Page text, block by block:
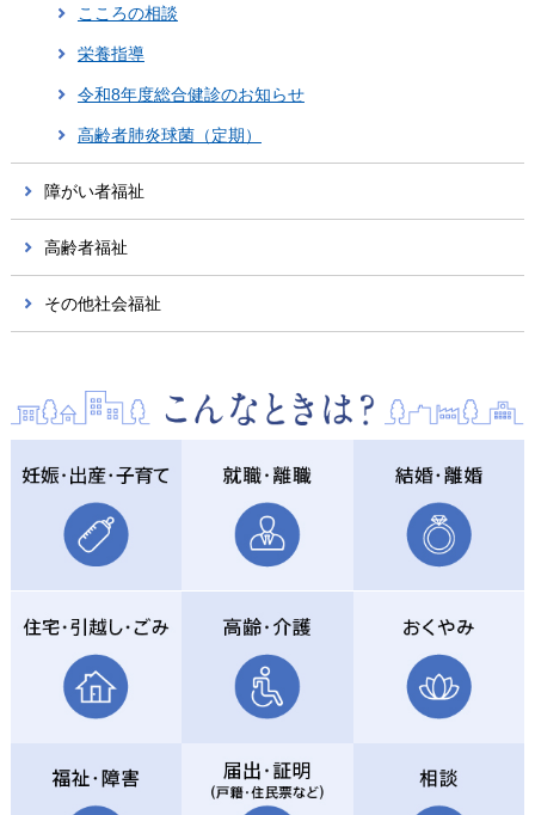
こころの相談
栄養指導
令和8年度総合健診のお知らせ
高齢者肺炎球菌（定期）
障がい者福祉
高齢者福祉
その他社会福祉